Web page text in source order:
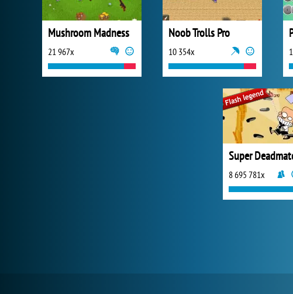
Mushroom Madness
21 967x
Noob Trolls Pro
10 354x
Super
8 695 781x